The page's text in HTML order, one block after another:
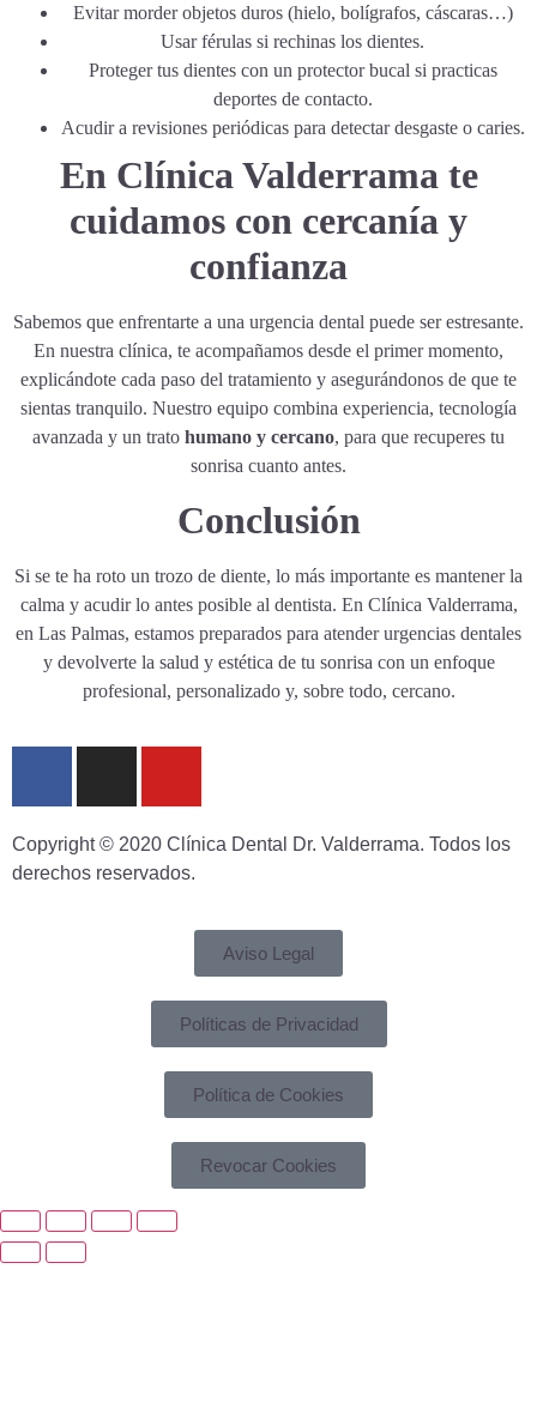
Evitar morder objetos duros (hielo, bolígrafos, cáscaras…)
Usar férulas si rechinas los dientes.
Proteger tus dientes con un protector bucal si practicas
deportes de contacto.
Acudir a revisiones periódicas para detectar desgaste o caries.
En Clínica Valderrama te
cuidamos con cercanía y
confianza
Sabemos que enfrentarte a una urgencia dental puede ser estresante.
En nuestra clínica, te acompañamos desde el primer momento,
explicándote cada paso del tratamiento y asegurándonos de que te
sientas tranquilo. Nuestro equipo combina experiencia, tecnología
avanzada y un trato humano y cercano, para que recuperes tu
sonrisa cuanto antes.
Conclusión
Si se te ha roto un trozo de diente, lo más importante es mantener la
calma y acudir lo antes posible al dentista. En Clínica Valderrama,
en Las Palmas, estamos preparados para atender urgencias dentales
y devolverte la salud y estética de tu sonrisa con un enfoque
profesional, personalizado y, sobre todo, cercano.
Copyright © 2020 Clínica Dental Dr. Valderrama. Todos los
derechos reservados.
Aviso Legal
Políticas de Privacidad
Política de Cookies
Revocar Cookies